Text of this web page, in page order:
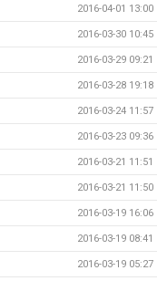
2016-04-01 13:00
2016-03-30 10:45
2016-03-29 09:21
2016-03-28 19:18
2016-03-24 11:57
2016-03-23 09:36
2016-03-21 11:51
2016-03-21 11:50
2016-03-19 16:06
2016-03-19 08:41
2016-03-19 05:27